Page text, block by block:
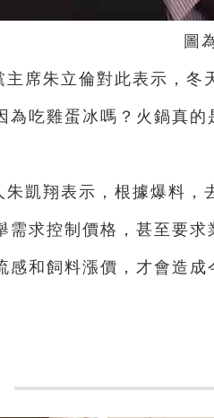
圖
主席朱立倫對此表示，冬
為吃雞蛋冰嗎？火鍋真
朱凱翔表示，根據爆料，
需求控制價格，甚至要
感和飼料漲價，才會造成